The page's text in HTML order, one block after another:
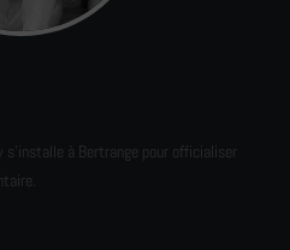
s'installe à Bertrange pour officialiser